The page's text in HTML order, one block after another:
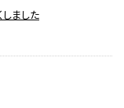
ました